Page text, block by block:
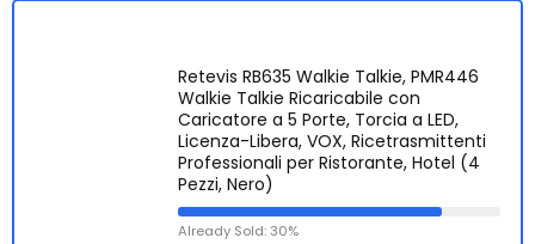
Retevis RB635 Walkie Talkie, PMR446
Walkie Talkie Ricaricabile con
Caricatore a 5 Porte, Torcia a LED,
Licenza-Libera, VOX, Ricetrasmittenti
Professionali per Ristorante, Hotel (4
Pezzi, Nero)
Already Sold: 30%